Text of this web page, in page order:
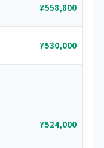
¥558,800
¥530,000
¥524,000